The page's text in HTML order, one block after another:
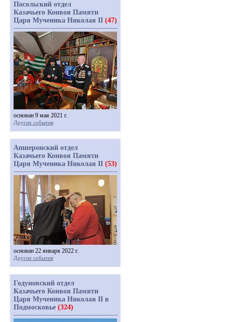
Посольский отдел
Казачьего Конвоя Памяти
Царя Мученика Николая II (47)
основан 9 мая 2021 г.
Другие события
Апшеронский отдел
Казачьего Конвоя Памяти
Царя Мученика Николая II (53)
основан 22 января 2022 г.
Другие события
Годуновский отдел
Казачьего Конвоя Памяти
Царя Мученика Николая II в
Подмосковье (324)